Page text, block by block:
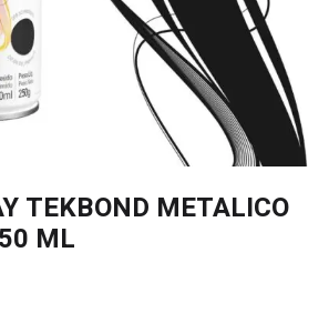
TEKBOND METALICO
ML